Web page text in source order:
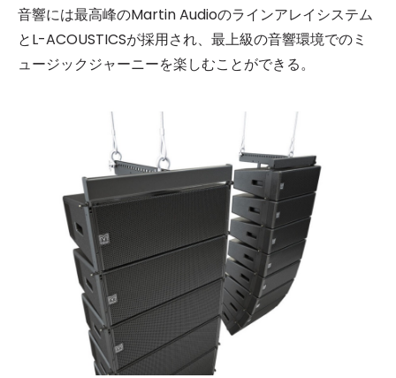
音響には最高峰のMartin Audioのラインアレイシステム
とL-ACOUSTICSが採用され、最上級の音響環境でのミ
ュージックジャーニーを楽しむことができる。